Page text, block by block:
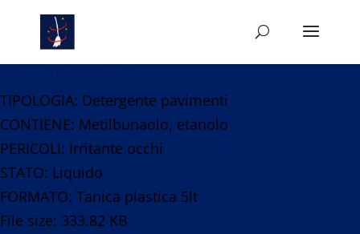
TIPOLOGIA: Detergente pavimenti
CONTIENE: Metilbunaolo, etanolo
PERICOLI: Irritante occhi
STATO: Liquido
FORMATO: Tanica plastica 5lt
File size: 333.82 KB